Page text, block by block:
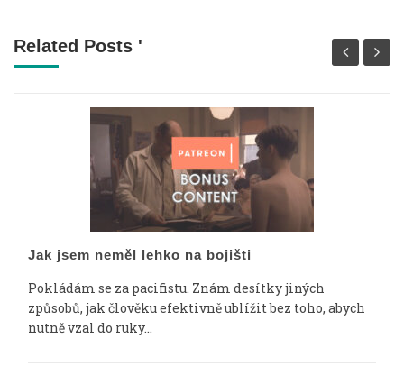
Related Posts '
Jak jsem neměl lehko na bojišti
Pokládám se za pacifistu. Znám desítky jiných
způsobů, jak člověku efektivně ublížit bez toho, abych
nutně vzal do ruky...